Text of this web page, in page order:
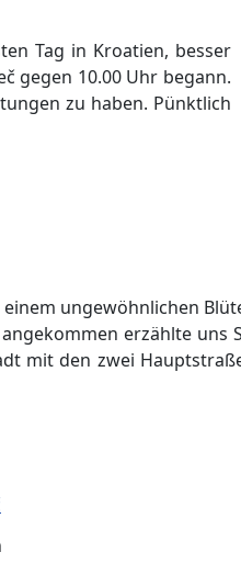
Tag in Kroatien, besser
gegen 10.00 Uhr begann.
zu haben. Pünktlich
ungewöhnlichen
erzählte uns
mit den zwei